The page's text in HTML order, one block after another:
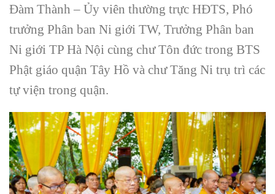
Đàm Thành – Ủy viên thường trực HĐTS, Phó
trưởng Phân ban Ni giới TW, Trưởng Phân ban
Ni giới TP Hà Nội cùng chư Tôn đức trong BTS
Phật giáo quận Tây Hồ và chư Tăng Ni trụ trì các
tự viện trong quận.